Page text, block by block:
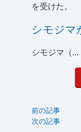
を受けた。
シモジマ
シモジマ（...
前の記事
次の記事